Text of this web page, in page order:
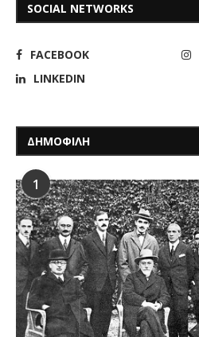
SOCIAL NETWORKS
FACEBOOK
LINKEDIN
ΔΗΜΟΦΙΛΗ
1